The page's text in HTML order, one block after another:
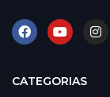
CATEGORIAS